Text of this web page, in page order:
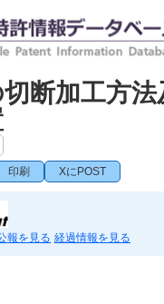
断加工方法
印刷 XにPOST
報を見る 経過情報を見る